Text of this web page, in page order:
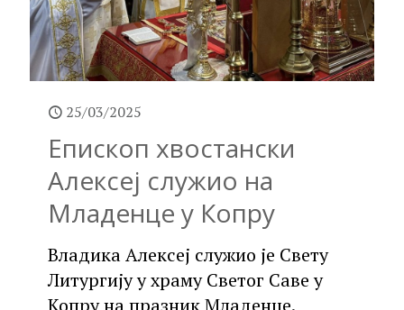
25/03/2025
Епископ хвостански
Алексеј служио на
Младенце у Копру
Владика Алексеј служио је Свету
Литургију у храму Светог Саве у
Копру на празник Младенце.